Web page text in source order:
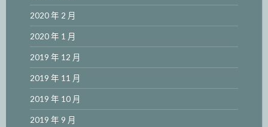
2020 年 2 月
2020 年 1 月
2019 年 12 月
2019 年 11 月
2019 年 10 月
2019 年 9 月